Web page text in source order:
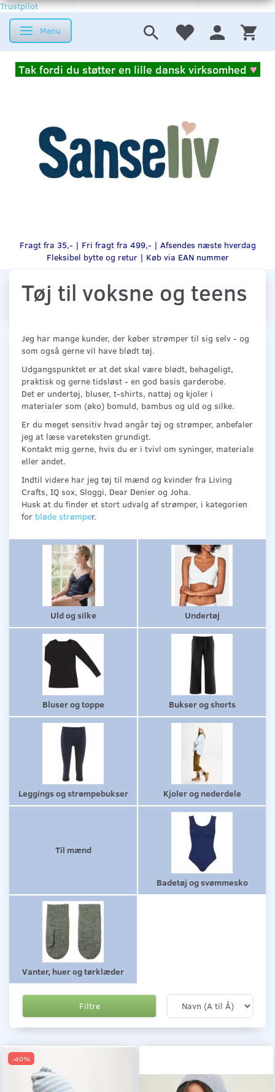
Trustpilot
Skifte navigation
Menu
Tak fordi du støtter en lille dansk virksomhed ♥
Fragt fra 35,- | Fri fragt fra 499,- | Afsendes næste hverdag
Fleksibel bytte og retur | Køb via EAN nummer
Tøj til voksne og teens
Jeg har mange kunder, der køber strømper til sig selv - og
som også gerne vil have blødt tøj.
Udgangspunktet er at det skal være blødt, behageligt,
praktisk og gerne tidsløst - en god basis garderobe.
Det er undertøj, bluser, t-shirts, nattøj og kjoler i
materialer som (øko) bomuld, bambus og uld og silke.
Er du meget sensitiv hvad angår tøj og strømper, anbefaler
jeg at læse vareteksten grundigt.
Kontakt mig gerne, hvis du er i tvivl om syninger, materiale
eller andet.
Indtil videre har jeg tøj til mænd og kvinder fra Living
Crafts, IQ sox, Sloggi, Dear Denier og Joha.
Husk at du finder et stort udvalg af strømper, i kategorien
for bløde strømper.
Uld og silke Undertøj
Bluser og toppe Bukser og shorts
Leggings og strømpebukser Kjoler og nederdele
Til mænd
Badetøj og svømmesko
Vanter, huer og tørklæder
Filtre
-40%